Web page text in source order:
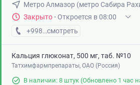
Метро Алмазор (метро Сабира
Закрыто · Откроется в 08:00
+998 (99) XXX-XX-XX
смотреть
Кальция глюконат, 500 мг, таб. №10
Татхимфармпрепараты, ОАО (Россия)
В наличии: 8 штук (Обновлено 1 час